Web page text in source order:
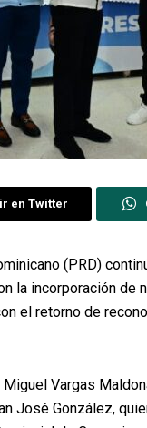
en Twitter
(PRD)
la incorporación de
el retorno de
Vargas
José González,